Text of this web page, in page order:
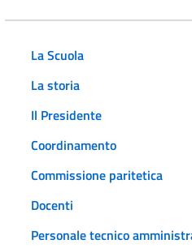
La Scuola
La storia
Il Presidente
Coordinamento
Commissione paritetica
Docenti
Personale tecnico